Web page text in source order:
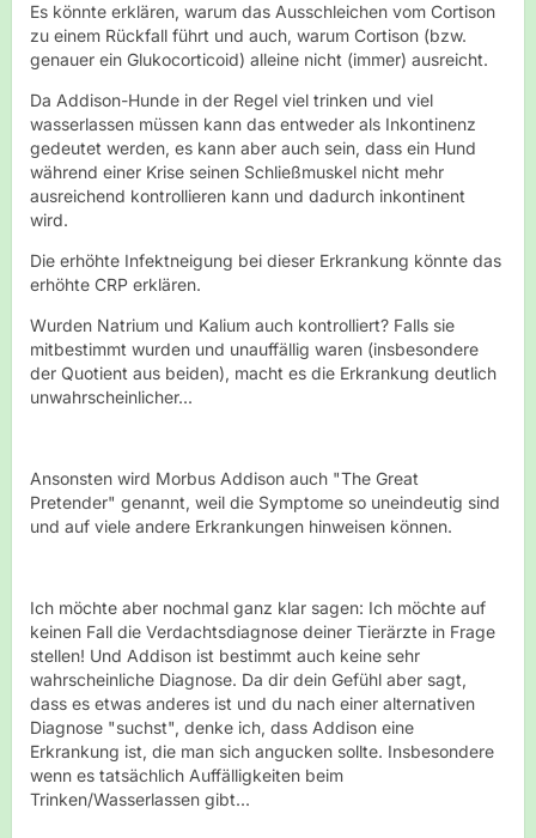
Es könnte erklären, warum das Ausschleichen vom Cortison
zu einem Rückfall führt und auch, warum Cortison (bzw.
genauer ein Glukocorticoid) alleine nicht (immer) ausreicht.
Da Addison-Hunde in der Regel viel trinken und viel
wasserlassen müssen kann das entweder als Inkontinenz
gedeutet werden, es kann aber auch sein, dass ein Hund
während einer Krise seinen Schließmuskel nicht mehr
ausreichend kontrollieren kann und dadurch inkontinent
wird.
Die erhöhte Infektneigung bei dieser Erkrankung könnte das
erhöhte CRP erklären.
Wurden Natrium und Kalium auch kontrolliert? Falls sie
mitbestimmt wurden und unauffällig waren (insbesondere
der Quotient aus beiden), macht es die Erkrankung deutlich
unwahrscheinlicher...
Ansonsten wird Morbus Addison auch "The Great
Pretender" genannt, weil die Symptome so uneindeutig sind
und auf viele andere Erkrankungen hinweisen können.
Ich möchte aber nochmal ganz klar sagen: Ich möchte auf
keinen Fall die Verdachtsdiagnose deiner Tierärzte in Frage
stellen! Und Addison ist bestimmt auch keine sehr
wahrscheinliche Diagnose. Da dir dein Gefühl aber sagt,
dass es etwas anderes ist und du nach einer alternativen
Diagnose "suchst", denke ich, dass Addison eine
Erkrankung ist, die man sich angucken sollte. Insbesondere
wenn es tatsächlich Auffälligkeiten beim
Trinken/Wasserlassen gibt...